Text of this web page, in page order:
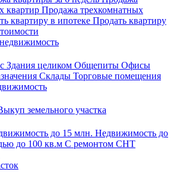
квартир Продажа трехкомнатных
квартиру в ипотеке Продать квартиру
Здания целиком Общепиты Офисы
Склады Торговые помещения
земельного участка
до 15 млн. Недвижимость до
до 100 кв.м С ремонтом СНТ